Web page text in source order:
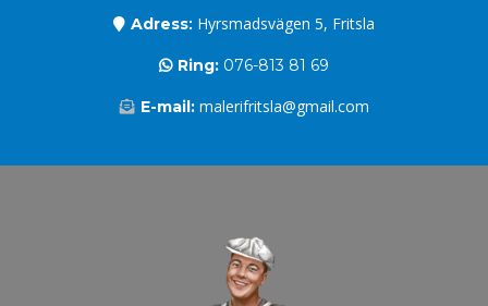
Adress: Hyrsmadsvägen 5, Fritsla
Ring: 076-813 81 69
E-mail: malerifritsla@gmail.com